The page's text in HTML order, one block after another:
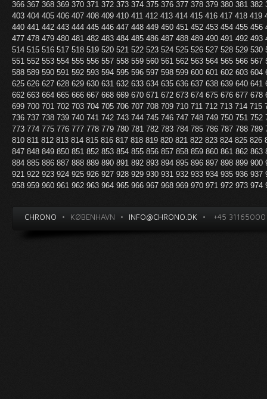
366 367 368 369 370 371 372 373 374 375 376 377 378 379 380 381 382
403 404 405 406 407 408 409 410 411 412 413 414 415 416 417 418 419
440 441 442 443 444 445 446 447 448 449 450 451 452 453 454 455 456
477 478 479 480 481 482 483 484 485 486 487 488 489 490 491 492 493
514 515 516 517 518 519 520 521 522 523 524 525 526 527 528 529 530
551 552 553 554 555 556 557 558 559 560 561 562 563 564 565 566 567
588 589 590 591 592 593 594 595 596 597 598 599 600 601 602 603 604
625 626 627 628 629 630 631 632 633 634 635 636 637 638 639 640 641
662 663 664 665 666 667 668 669 670 671 672 673 674 675 676 677 678
699 700 701 702 703 704 705 706 707 708 709 710 711 712 713 714 715
736 737 738 739 740 741 742 743 744 745 746 747 748 749 750 751 752
773 774 775 776 777 778 779 780 781 782 783 784 785 786 787 788 789
810 811 812 813 814 815 816 817 818 819 820 821 822 823 824 825 826
847 848 849 850 851 852 853 854 855 856 857 858 859 860 861 862 863
884 885 886 887 888 889 890 891 892 893 894 895 896 897 898 899 900
921 922 923 924 925 926 927 928 929 930 931 932 933 934 935 936 937
958 959 960 961 962 963 964 965 966 967 968 969 970 971 972 973 974
CHRONO • KØBENHAVN • INFO@CHRONO.DK • +45 31165000